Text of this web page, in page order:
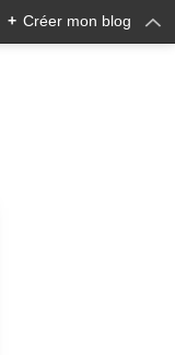
+ Créer mon blog